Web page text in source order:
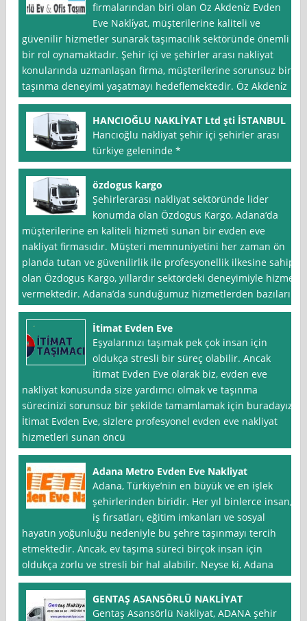
firmalarından biri olan Öz Akdeni̇z Evden
Eve Nakli̇yat, müşterilerine kaliteli ve
güvenilir hizmetler sunarak taşımacılık sektöründe önemli
bir rol oynamaktadır. Şehir içi ve şehirler arası nakliyat
konularında uzmanlaşan firma, müşterilerine sorunsuz bir
taşınma deneyimi yaşatmayı hedeflemektedir. Öz Akdeni̇z
HANCIOĞLU NAKLİYAT Ltd şti İSTANBUL
Hancıoğlu nakliyat şehir içi şehirler arası
türkiye geleninde *
özdogus kargo
Şehirlerarası nakliyat sektöründe lider
konumda olan Özdogus Kargo, Adana‘da
müşterilerine en kaliteli hizmeti sunan bir evden eve
nakliyat firmasıdır. Müşteri memnuniyetini her zaman ön
planda tutan ve güvenilirlik ile profesyonellik ilkesine sahip
olan Özdogus Kargo, yıllardır sektördeki deneyimiyle hizmet
vermektedir. Adana’da sunduğumuz hizmetlerden bazıları
İtimat Evden Eve
Eşyalarınızı taşımak pek çok insan için
oldukça stresli bir süreç olabilir. Ancak
İtimat Evden Eve olarak biz, evden eve
nakliyat konusunda size yardımcı olmak ve taşınma
sürecinizi sorunsuz bir şekilde tamamlamak için buradayız.
İtimat Evden Eve, sizlere profesyonel evden eve nakliyat
hizmetleri sunan öncü
Adana Metro Evden Eve Nakliyat
Adana, Türkiye’nin en büyük ve en işlek
şehirlerinden biridir. Her yıl binlerce insan,
iş fırsatları, eğitim imkanları ve sosyal
hayatın yoğunluğu nedeniyle bu şehre taşınmayı tercih
etmektedir. Ancak, ev taşıma süreci birçok insan için
oldukça zorlu ve stresli bir hal alabilir. Neyse ki, Adana
GENTAŞ ASANSÖRLÜ NAKLİYAT
Gentaş Asansörlü Nakliyat, ADANA şehir